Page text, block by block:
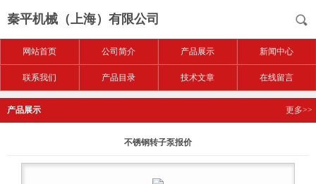
秦平机械（上海）有限公司
网站首页 公司简介 产品展示 新闻中心
联系我们 产品目录 技术文章 在线留言
产品展示 更多>>
不锈钢转子泵报价